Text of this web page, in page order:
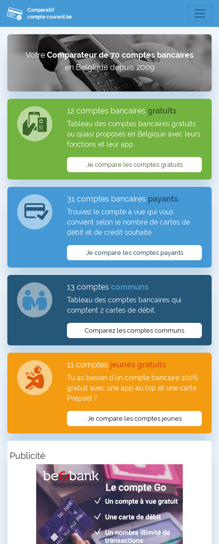
Comparatif
compte courant.be
Votre Comparateur de 70 comptes bancaires
en Belgique depuis 2009
12 comptes bancaires gratuits
Tableau des comptes bancaires gratuits
ou quasi proposés en Belgique avec leurs
fonctions et leur app.
Je compare les comptes gratuits
31 comptes bancaires payants
Trouvez le compte à vue qui vous
convient selon le nombre de cartes de
débit et de crédit souhaité.
Je compare les comptes payants
13 comptes communs
Tableau des comptes bancaires qui
comptent 2 cartes de débit.
Comparez les comptes communs
11 comptes jeunes gratuits
Tu as besoin d'un compte bancaire 100%
gratuit avec une app au top et une carte
Prepaid ?
Je compare les comptes jeunes
Publicité